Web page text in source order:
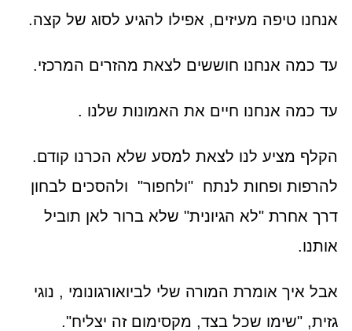
אנחנו טיפה מעיזים, אפילו להגיע לסוג של קצה.
עד כמה אנחנו חוששים לצאת מהזרים המרכזי.
עד כמה אנחנו חיים את האמונות שלנו .
הקלף מציע לנו לצאת למסע שלא הכרנו קודם.
להרפות ופחות לנתח "ולחפור" ולהסכים לבחון
דרך אחרת "לא הגיונית" שלא ברור לאן תוביל
אותנו.
אבל איך אומרת המורה שלי לביואורגונומי , נוגי
גזית, "שימו שכל בצד, מקסימום זה יצליח".